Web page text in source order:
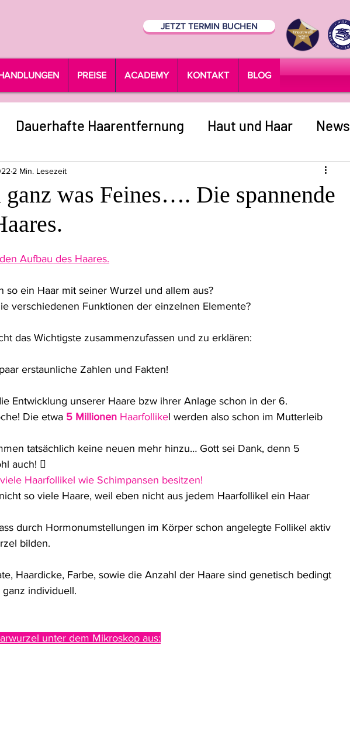
JETZT TERMIN BUCHEN
PREISE ACADEMY KONTAKT BLOG
Dauerhafte Haarentfernung Haut und Haar News
ganz was Feines…. Die spannende
2 Min. Lesezeit
Aufbau des Haares.
so ein Haar mit seiner Wurzel und allem aus?
verschiedenen Funktionen der einzelnen Elemente?
das Wichtigste zusammenzufassen und zu erklären:
erstaunliche Zahlen und Fakten!
Entwicklung unserer Haare bzw ihrer Anlage schon in der 6.
Die etwa 5 Millionen Haarfollikel werden also schon im Mutterleib
tatsächlich keine neuen mehr hinzu… Gott sei Dank, denn 5
auch! 
Haarfollikel wie Schimpansen besitzen!
so viele Haare, weil eben nicht aus jedem Haarfollikel ein Haar
durch Hormonumstellungen im Körper schon angelegte Follikel aktiv
bilden.
Haardicke, Farbe, sowie die Anzahl der Haare sind genetisch bedingt
individuell.
unter dem Mikroskop aus: